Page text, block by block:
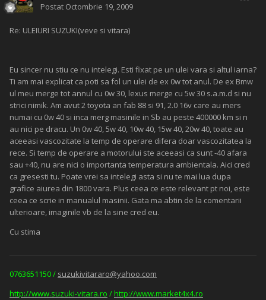
Postat Octombrie 19, 2009
Re: ULEIURI SUZUKI(veve si vitara)
Eu sincer nu stiu ce nu intelegi. Esti fixat pe un ulei vara si altul iarna?
Ti am mai explicat ca poti sa fol un ulei de ex 0w tot anul. De ex Bmw
ul meu merge tot annul cu 0w 30, lexus merge cu 5w 30 s.a.m.d si nu
strici nimik. Am avut 2 toyota an fab 88 si 91, 2.0 16v care au mers
numai cu 0w 40 si inca merg masinile in Sb au peste 400000 km si n
au nici pe dracu. Un 0w 40, 5w 40, 10w 40, 15w 40, 20w 40, toate au
aceeasi vascozitate la temp de operare difera doar vascozitatea la
rece. Si temp de operare a motorului ste aceeasi ca sunt -40 afara
sau +40, nu are nici o importanta temperatura ambientala. Aici cred
ca gresesti tu. Poate vrei sa intelegi asta si nu te mai lua dupa
grafice aiurea din 1800 vara. Plus ceea ce este relevant pt noi, este
ceea ce scrie in manualul masinii. Gata ma abtin de la comentarii
ulterioare, imaginile vb de la sine cred eu.
Cu stima
0763651150 / suzukivitararo@yahoo.com
http://www.suzuki-vitara.ro /http://www.market4x4.ro